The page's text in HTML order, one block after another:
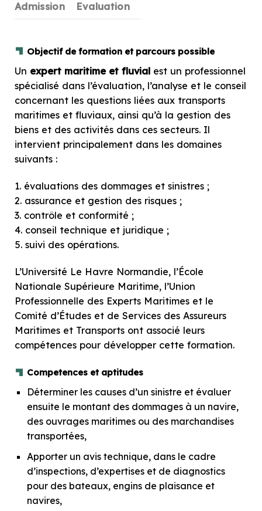
Admission Evaluation
Objectif de formation et parcours possible
Un expert maritime et fluvial est un professionnel
spécialisé dans l’évaluation, l’analyse et le conseil
concernant les questions liées aux transports
maritimes et fluviaux, ainsi qu’à la gestion des
biens et des activités dans ces secteurs. Il
intervient principalement dans les domaines
suivants :
1. évaluations des dommages et sinistres ;
2. assurance et gestion des risques ;
3. contrôle et conformité ;
4. conseil technique et juridique ;
5. suivi des opérations.
L’Université Le Havre Normandie, l’École
Nationale Supérieure Maritime, l’Union
Professionnelle des Experts Maritimes et le
Comité d’Études et de Services des Assureurs
Maritimes et Transports ont associé leurs
compétences pour développer cette formation.
Competences et aptitudes
Déterminer les causes d’un sinistre et évaluer
ensuite le montant des dommages à un navire,
des ouvrages maritimes ou des marchandises
transportées,
Apporter un avis technique, dans le cadre
d’inspections, d’expertises et de diagnostics
pour des bateaux, engins de plaisance et
navires,